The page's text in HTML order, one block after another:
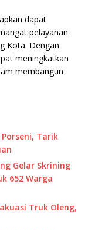
dapat
pelayanan
Kota. Dengan
meningkatkan
membangun
Tarik
Gelar Skrining
652 Warga
Truk Oleng,